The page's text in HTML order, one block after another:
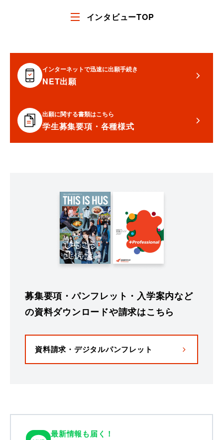
インタビューTOP
インターネットで迅速に出願手続き
NET出願
出願に関する書類はこちら
学生募集要項・各種様式
募集要項・パンフレット・入学案内など
の資料ダウンロードや請求はこちら
資料請求・デジタルパンフレット
最新情報も届く！